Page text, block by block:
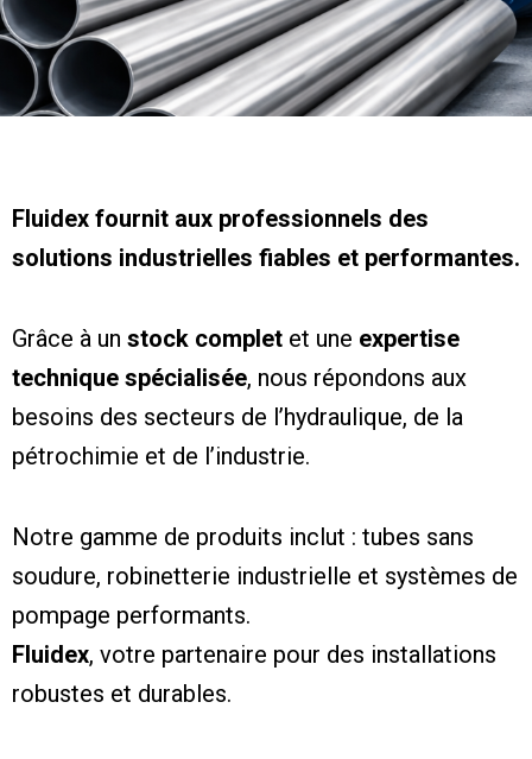
Derrière chaque solution, une équipe engagée, à l’écoute de vos
besoins et dédiée à la réussite de vos projets industriels
Fluidex fournit aux professionnels des
solutions industrielles fiables et performantes.
Grâce à un stock complet et une expertise
technique spécialisée, nous répondons aux
besoins des secteurs de l’hydraulique, de la
pétrochimie et de l’industrie.
Notre gamme de produits inclut : tubes sans
soudure, robinetterie industrielle et systèmes de
pompage performants.
Fluidex, votre partenaire pour des installations
robustes et durables.